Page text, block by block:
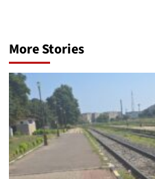
More Stories